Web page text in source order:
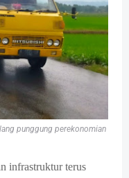
punggung perekonomian
infrastruktur terus